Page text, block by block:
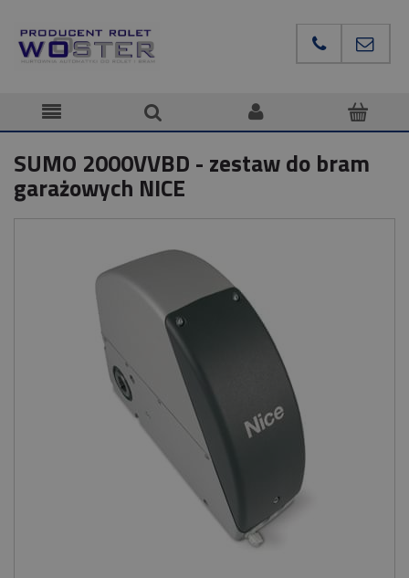
SUMO 2000VVBD - zestaw do bram
garażowych NICE